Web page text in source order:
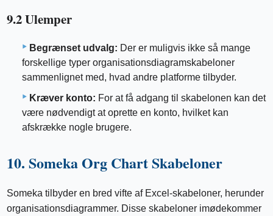
9.2 Ulemper
Begrænset udvalg: Der er muligvis ikke så mange
forskellige typer organisationsdiagramskabeloner
sammenlignet med, hvad andre platforme tilbyder.
Kræver konto: For at få adgang til skabelonen kan det
være nødvendigt at oprette en konto, hvilket kan
afskrække nogle brugere.
10. Someka Org Chart Skabeloner
Someka tilbyder en bred vifte af Excel-skabeloner, herunder
organisationsdiagrammer. Disse skabeloner imødekommer